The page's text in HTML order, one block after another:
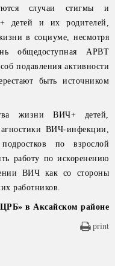
случаи стигмы и
детей и их родителей,
в социуме, несмотря
общедоступная АРВТ
подавления активности
быть источником
жизни ВИЧ+ детей,
ВИЧ-инфекции,
по взрослой
работу по искоренению
ВИЧ как со стороны
работников.
в Аксайском районе
print